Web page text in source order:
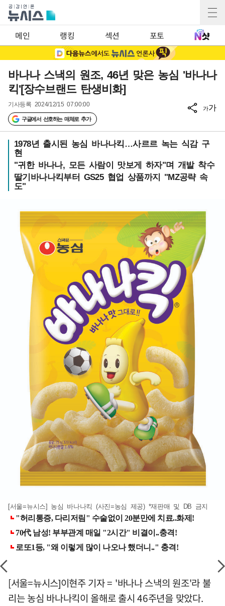
메인 랭킹 섹션 포토
바나나 스낵의 원조, 46년 맞은 농심 '바나나
킥'[장수브랜드 탄생비화]
기사등록 2024/12/15 07:00:00
구글에서 선호하는 매체로 추가
가가
1978년 출시된 농심 바나나킥…사르르 녹는 식감 구
현
"귀한 바나나, 모든 사람이 맛보게 하자"며 개발 착수
딸기바나나킥부터 GS25 협업 상품까지 "MZ공략 속
도"
[서울=뉴시스] 농심 바나나킥 (사진=농심 제공) *재판매 및 DB 금지
[서울=뉴시스]이현주 기자 = '바나나 스낵의 원조'라 불
리는 농심 바나나킥이 올해로 출시 46주년을 맞았다.